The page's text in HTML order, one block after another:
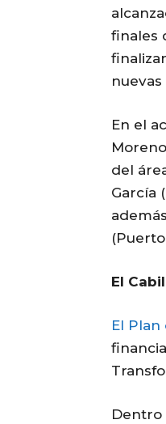
finales
En el
del
García
El
El Plan
Dentro